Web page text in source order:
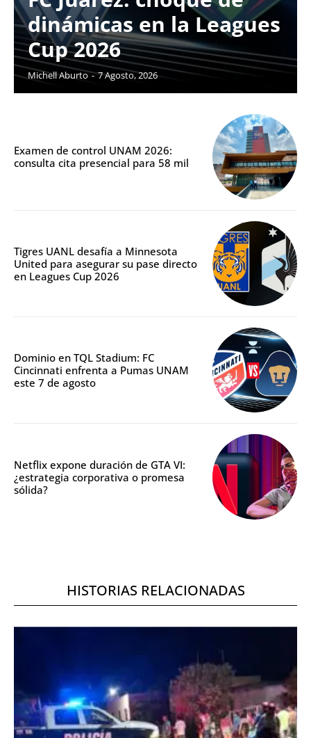
dinámicas en la Leagues
Cup 2026
Michell Aburto - 7 Agosto, 2026
Examen de control UNAM 2026:
consulta cita presencial para 58 mil
Tigres UANL desafía a Minnesota
United para asegurar su pase directo
en Leagues Cup 2026
Dominio en TQL Stadium: FC
Cincinnati enfrenta a Pumas UNAM
este 7 de agosto
Netflix expone duración de GTA VI:
¿estrategia corporativa o promesa
sólida?
HISTORIAS RELACIONADAS